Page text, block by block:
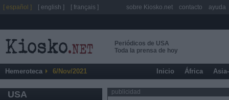
Periódicos de USA
Toda la prensa de hoy
Hemeroteca 6/Nov/2021 Inicio África
USA publicidad
[ español ] [ english ] [ français ] sobre Kiosko.net contacto ayuda